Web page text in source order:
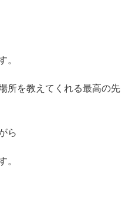
。
所を教えてくれる最高の先
ら
。